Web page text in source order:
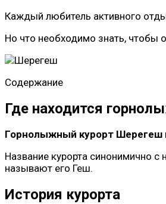
Каждый любитель активного
Но что необходимо знать, чтобы
Содержание
Где находится
Горнолыжный курорт Шерегеш
Название курорта синонимично
называют его Геш.
История курорта